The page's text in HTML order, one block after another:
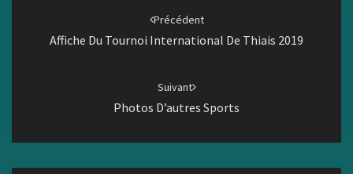
Précédent
Affiche Du Tournoi International De Thiais 2019
Suivant
Photos D’autres Sports